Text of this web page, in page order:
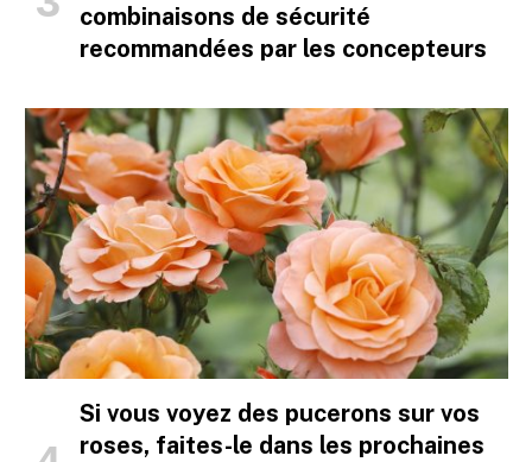
combinaisons de sécurité
recommandées par les concepteurs
Si vous voyez des pucerons sur vos
roses, faites-le dans les prochaines